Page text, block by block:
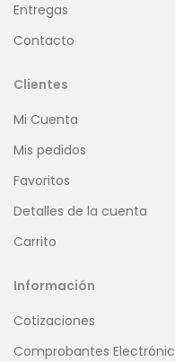
Entregas
Contacto
Clientes
Mi Cuenta
Mis pedidos
Favoritos
Detalles de la cuenta
Carrito
Información
Cotizaciones
Comprobantes